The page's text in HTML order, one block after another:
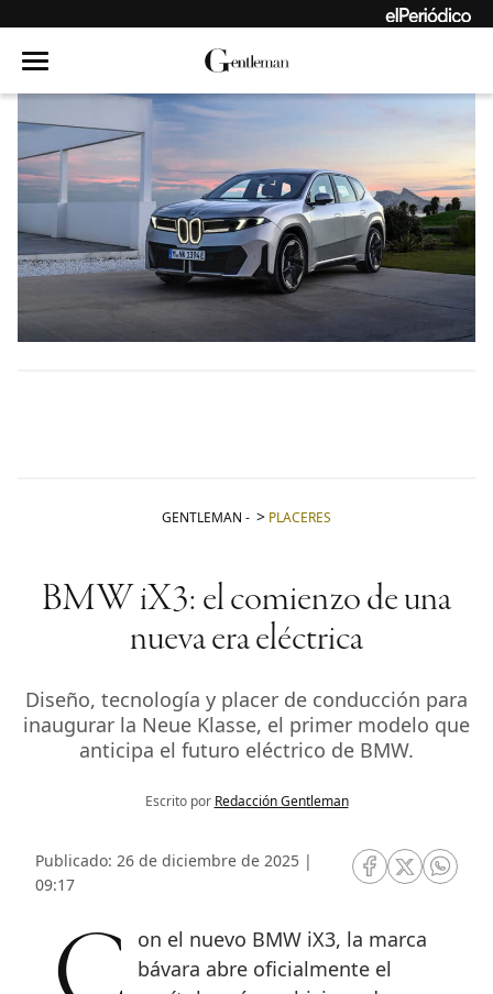
GENTLEMAN - PLACERES
BMW iX3: el comienzo de una
nueva era eléctrica
Diseño, tecnología y placer de conducción para
inaugurar la Neue Klasse, el primer modelo que
anticipa el futuro eléctrico de BMW.
Escrito por Redacción Gentleman
Publicado: 26 de diciembre de 2025 |
09:17
RRSS Facebook
RRSSRRSS
bávara abre oficialmente el